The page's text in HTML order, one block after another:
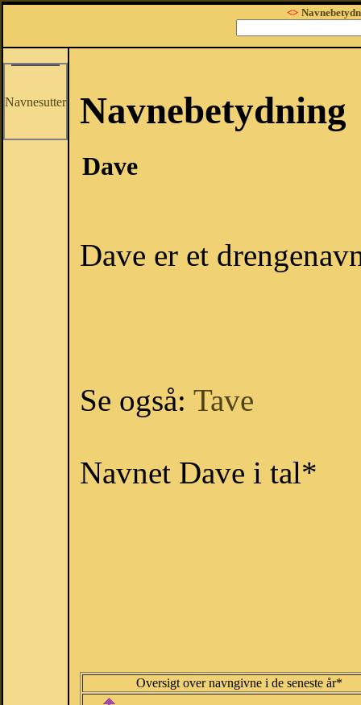
<>
Navnesutter Navnebetydning
Dave
Dave er et
Se også: Tave
Navnet Dave i tal*
Oversigt over navngivne i de seneste år*